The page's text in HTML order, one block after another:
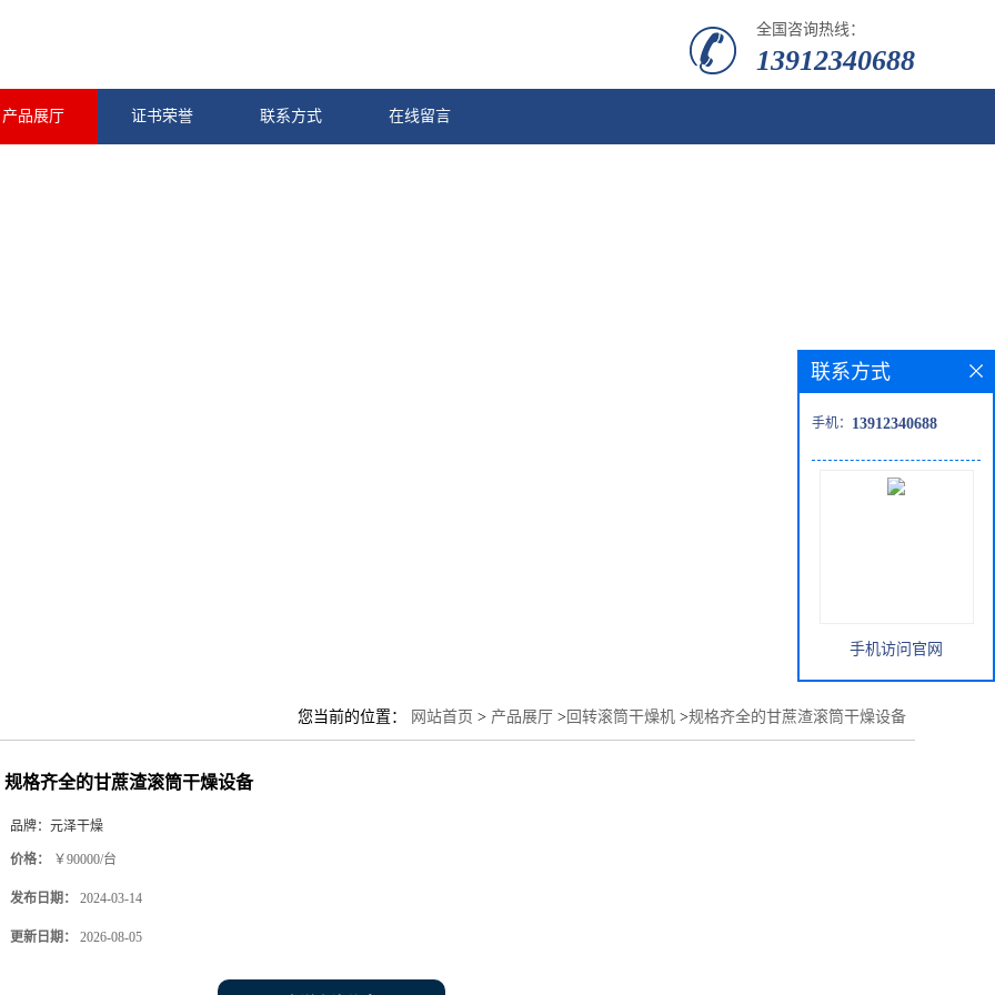
全国咨询热线：
13912340688
产品展厅 证书荣誉 联系方式 在线留言
您当前的位置： 网站首页 > 产品展厅 > 回转滚筒干燥机 >规格齐全的甘蔗渣滚筒干燥设备
规格齐全的甘蔗渣滚筒干燥设备
品牌： 元泽干燥
价格： ￥90000/台
发布日期： 2024-03-14
更新日期： 2026-08-05
联系方式
手机： 13912340688
手机访问官网